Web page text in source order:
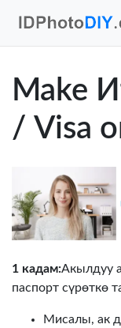
Make
/ Visa
1 кадам:Акылдуу
паспорт сүрөткө
Мисалы, ак